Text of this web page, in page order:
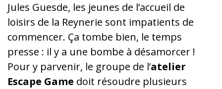
Jules Guesde, les jeunes de l’accueil de
loisirs de la Reynerie sont impatients de
commencer. Ça tombe bien, le temps
presse : il y a une bombe à désamorcer !
Pour y parvenir, le groupe de l’atelier
Escape Game doit résoudre plusieurs